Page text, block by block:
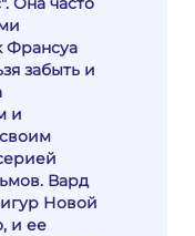
Франсуа
забыть и
и
Вард
Новой
и ее